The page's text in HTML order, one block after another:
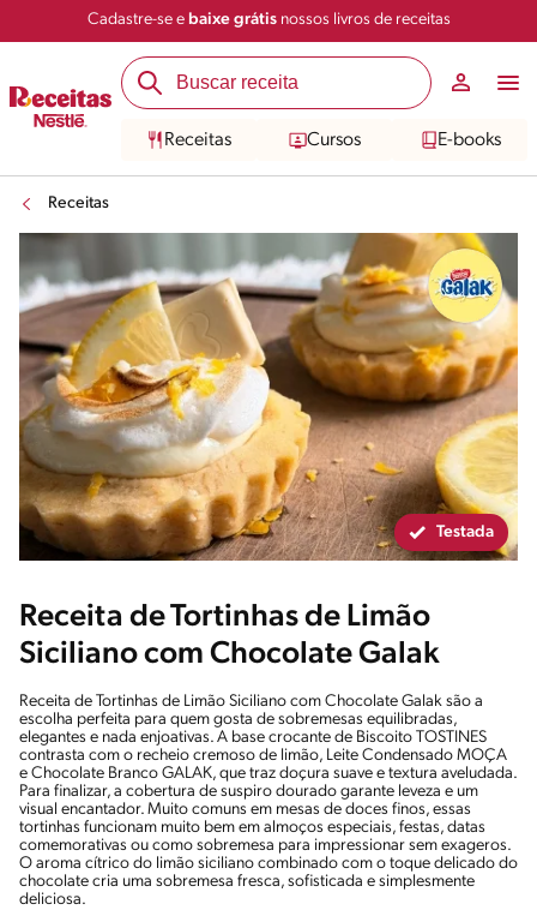
Cadastre-se e baixe grátisnossos livros de receitas
Receitas Cursos E-books
Receitas
Salvar Compartilhar
Testada
Receita de Tortinhas de Limão
Siciliano com Chocolate Galak
Receita de Tortinhas de Limão Siciliano com Chocolate Galak são a
escolha perfeita para quem gosta de sobremesas equilibradas,
elegantes e nada enjoativas. A base crocante de Biscoito TOSTINES
contrasta com o recheio cremoso de limão, Leite Condensado MOÇA
e Chocolate Branco GALAK, que traz doçura suave e textura aveludada.
Para finalizar, a cobertura de suspiro dourado garante leveza e um
visual encantador. Muito comuns em mesas de doces finos, essas
tortinhas funcionam muito bem em almoços especiais, festas, datas
comemorativas ou como sobremesa para impressionar sem exageros.
O aroma cítrico do limão siciliano combinado com o toque delicado do
chocolate cria uma sobremesa fresca, sofisticada e simplesmente
deliciosa.